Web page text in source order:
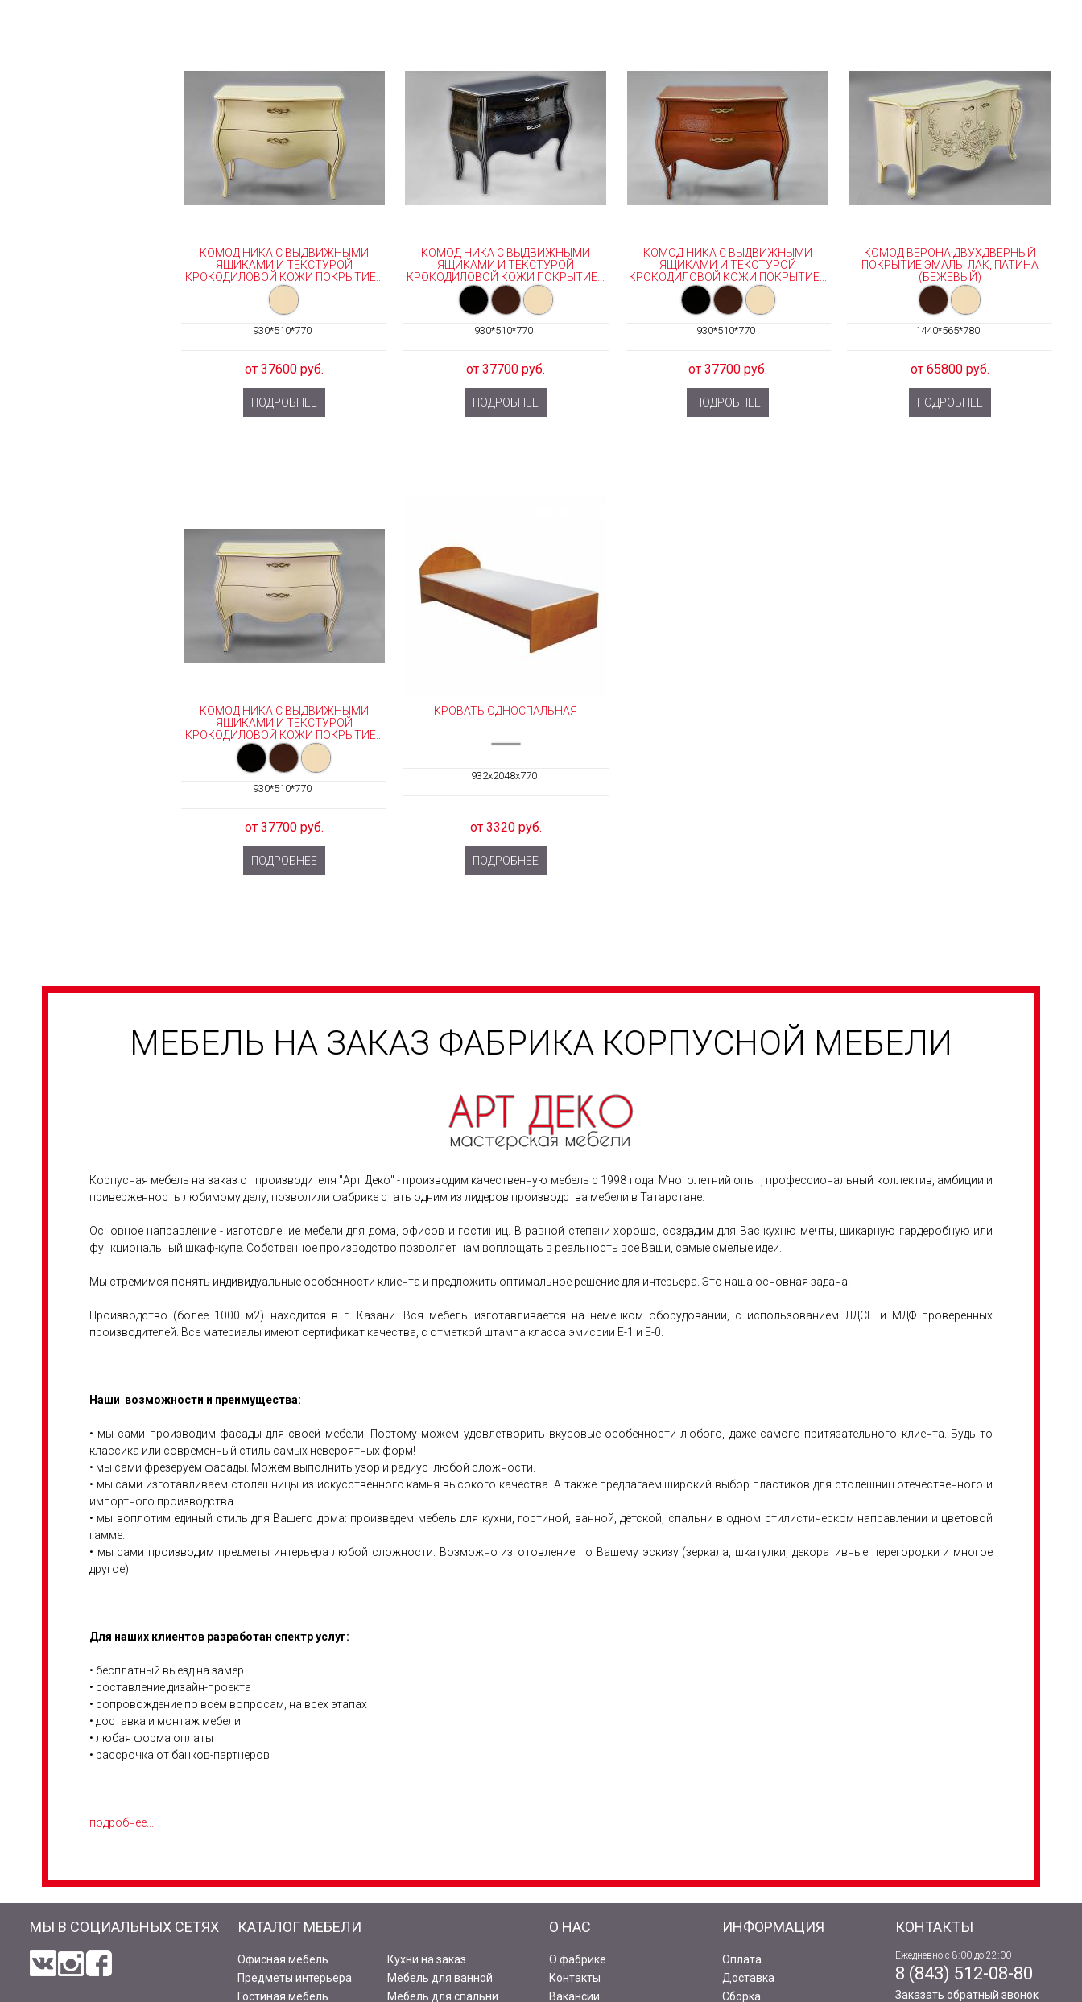
КОМОД НИКА С ВЫДВИЖНЫМИ
ЯЩИКАМИ И ТЕКСТУРОЙ
КРОКОДИЛОВОЙ КОЖИ ПОКРЫТИЕ...
930*510*770
от 37600 руб.
ПОДРОБНЕЕ
КОМОД НИКА С ВЫДВИЖНЫМИ
ЯЩИКАМИ И ТЕКСТУРОЙ
КРОКОДИЛОВОЙ КОЖИ ПОКРЫТИЕ...
930*510*770
от 37700 руб.
ПОДРОБНЕЕ
КОМОД НИКА С ВЫДВИЖНЫМИ
ЯЩИКАМИ И ТЕКСТУРОЙ
КРОКОДИЛОВОЙ КОЖИ ПОКРЫТИЕ...
930*510*770
от 37700 руб.
ПОДРОБНЕЕ
КОМОД ВЕРОНА ДВУХДВЕРНЫЙ
ПОКРЫТИЕ ЭМАЛЬ, ЛАК, ПАТИНА
(БЕЖЕВЫЙ)
1440*565*780
от 65800 руб.
ПОДРОБНЕЕ
КОМОД НИКА С ВЫДВИЖНЫМИ
ЯЩИКАМИ И ТЕКСТУРОЙ
КРОКОДИЛОВОЙ КОЖИ ПОКРЫТИЕ...
930*510*770
от 37700 руб.
ПОДРОБНЕЕ
КРОВАТЬ ОДНОСПАЛЬНАЯ
932x2048x770
от 3320 руб.
ПОДРОБНЕЕ
МЕБЕЛЬ НА ЗАКАЗ ФАБРИКА КОРПУСНОЙ МЕБЕЛИ
Корпусная мебель на заказ от производителя "Арт Деко" - производим качественную мебель с 1998 года. Многолетний опыт, профессиональный коллектив, амбиции и
приверженность любимому делу, позволили фабрике стать одним из лидеров производства мебели в Татарстане.
Основное направление - изготовление мебели для дома, офисов и гостиниц. В равной степени хорошо, создадим для Вас кухню мечты, шикарную гардеробную или
функциональный шкаф-купе. Собственное производство позволяет нам воплощать в реальность все Ваши, самые смелые идеи.
Мы стремимся понять индивидуальные особенности клиента и предложить оптимальное решение для интерьера. Это наша основная задача!
Производство (более 1000 м2) находится в г. Казани. Вся мебель изготавливается на немецком оборудовании, с использованием ЛДСП и МДФ проверенных
производителей. Все материалы имеют сертификат качества, с отметкой штампа класса эмиссии Е-1 и Е-0.
Наши возможности и преимущества:
• мы сами производим фасады для своей мебели. Поэтому можем удовлетворить вкусовые особенности любого, даже самого притязательного клиента. Будь то
классика или современный стиль самых невероятных форм!
• мы сами фрезеруем фасады. Можем выполнить узор и радиус любой сложности.
• мы сами изготавливаем столешницы из искусственного камня высокого качества. А также предлагаем широкий выбор пластиков для столешниц отечественного и
импортного производства.
• мы воплотим единый стиль для Вашего дома: произведем мебель для кухни, гостиной, ванной, детской, спальни в одном стилистическом направлении и цветовой
гамме.
• мы сами производим предметы интерьера любой сложности. Возможно изготовление по Вашему эскизу (зеркала, шкатулки, декоративные перегородки и многое
другое)
Для наших клиентов разработан спектр услуг:
• бесплатный выезд на замер
• составление дизайн-проекта
• сопровождение по всем вопросам, на всех этапах
• доставка и монтаж мебели
• любая форма оплаты
• рассрочка от банков-партнеров
подробнее...
МЫ В СОЦИАЛЬНЫХ СЕТЯХ КАТАЛОГ МЕБЕЛИ
Офисная мебель
Предметы интерьера
Гостиная мебель
Кухни на заказ
Мебель для ванной
Мебель для спальни
О НАС
О фабрике
Контакты
Вакансии
ИНФОРМАЦИЯ
Оплата
Доставка
Сборка
КОНТАКТЫ
Ежедневно с 8:00 до 22:00
8 (843) 512-08-80
Заказать обратный звонок